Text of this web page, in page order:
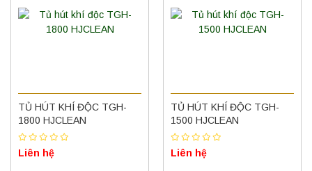
TỦ HÚT KHÍ ĐỘC TGH-
1800 HJCLEAN
Liên hệ
TỦ HÚT KHÍ ĐỘC TGH-
1500 HJCLEAN
Liên hệ